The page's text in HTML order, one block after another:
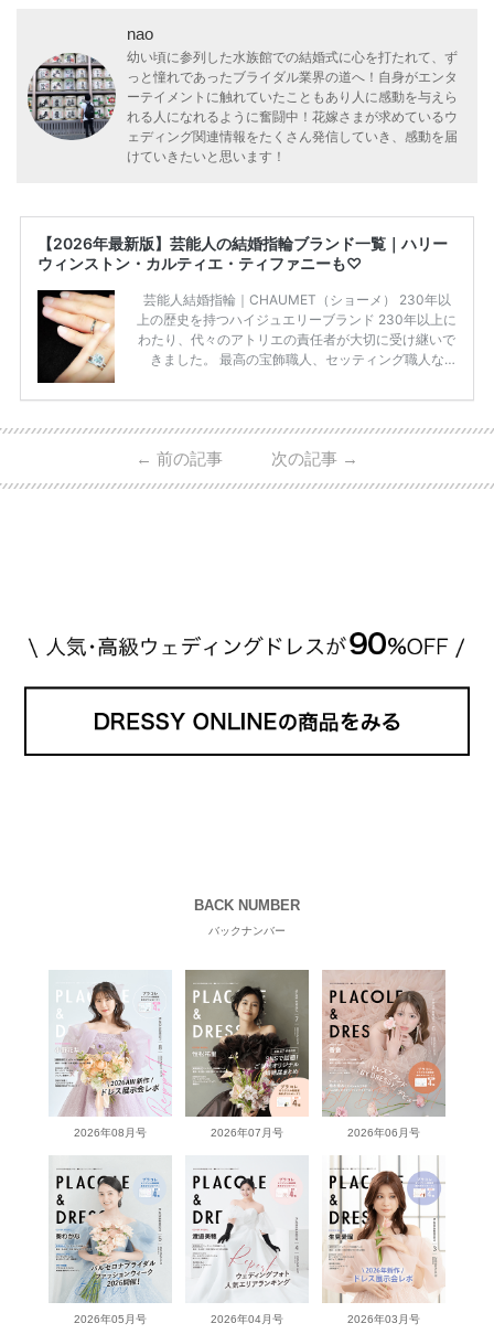
nao
幼い頃に参列した水族館での結婚式に心を打たれて、ず
っと憧れであったブライダル業界の道へ！自身がエンタ
ーテイメントに触れていたこともあり人に感動を与えら
れる人になれるように奮闘中！花嫁さまが求めているウ
ェディング関連情報をたくさん発信していき、感動を届
けていきたいと思います！
【2026年最新版】芸能人の結婚指輪ブランド一覧｜ハリー
ウィンストン・カルティエ・ティファニーも♡
芸能人結婚指輪｜CHAUMET（ショーメ） 230年以
上の歴史を持つハイジュエリーブランド 230年以上に
わたり、代々のアトリエの責任者が大切に受け継いで
きました。 最高の宝飾職人、セッティング職人な
高品質の宝石を扱っています。 至高のデザインと品
ん・魔裟斗さんの婚約指輪 魔裟斗さんが矢沢さんに
贈られた指輪は1カラットのものです。 ショーメの価
← 前の記事 次の記事 →
BACK NUMBER
バックナンバー
2026年08月号 2026年07月号 2026年06月号
2026年05月号 2026年04月号 2026年03月号